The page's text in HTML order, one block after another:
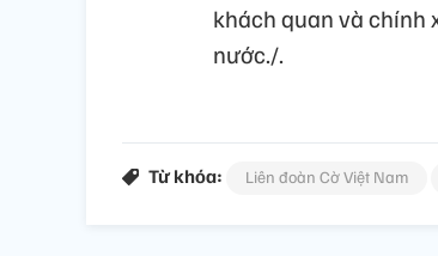
khách quan và chính
nước./.
Từ khóa: Liên đoàn Cờ Việt Nam